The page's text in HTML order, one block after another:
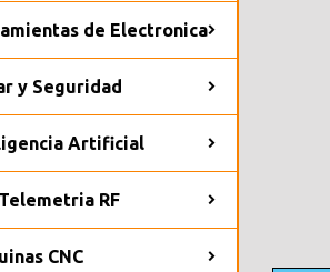
de Electronica
y Seguridad
Artificial
RF
CNC